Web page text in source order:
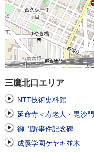
三鷹北口エリア
NTT技術史料館
延命寺＜寿老人・毘沙
御門訴事件記念碑
成蹊学園ケヤキ並木